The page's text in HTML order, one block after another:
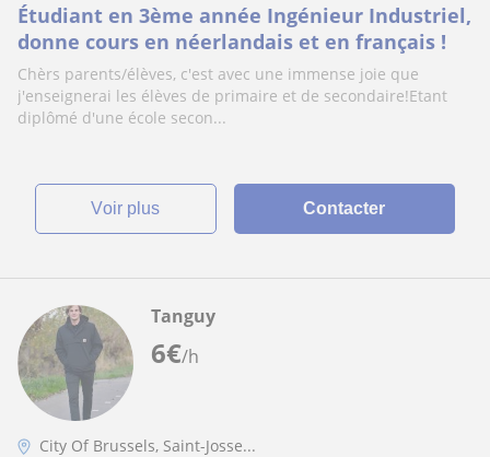
Étudiant en 3ème année Ingénieur Industriel,
donne cours en néerlandais et en français !
Chèrs parents/élèves, c'est avec une immense joie que
j'enseignerai les élèves de primaire et de secondaire!Etant
diplômé d'une école secon...
voir plus Contacter
6€/h
Tanguy
City Of Brussels, Saint-Josse...